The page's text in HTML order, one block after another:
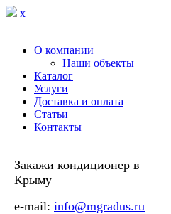
Перейти к основному содержанию
x
О компании
Наши объекты
Каталог
Услуги
Доставка и оплата
Статьи
Контакты
Закажи кондиционер в
Крыму
e-mail: info@mgradus.ru